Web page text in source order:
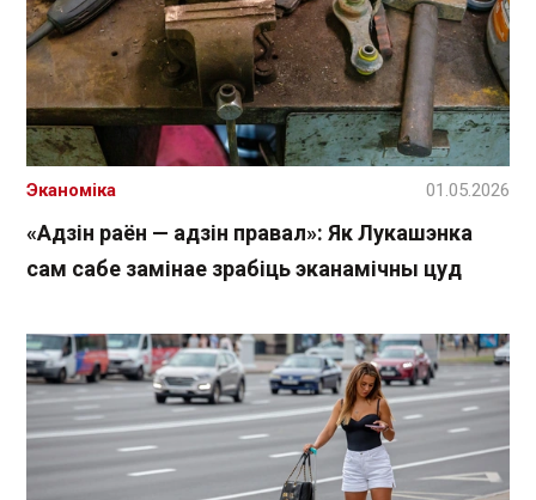
«Адзін раён — адзін правал»: Як Лукашэнка
сам сабе замінае зрабіць эканамічны цуд
Эканоміка 01.05.2026